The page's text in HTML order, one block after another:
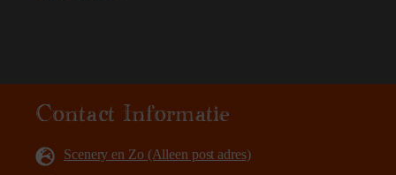
Contact Informatie
Scenery en Zo (Alleen post adres)